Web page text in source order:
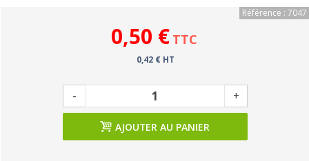
Référence : 7047
0,50 € TTC
0,42 € HT
- +
AJOUTER AU PANIER